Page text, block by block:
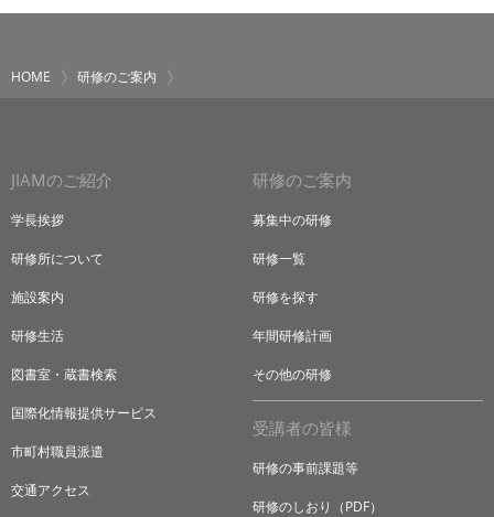
HOME 研修のご案内
JIAMのご紹介
学長挨拶
研修所について
施設案内
研修生活
図書室・蔵書検索
国際化情報提供サービス
市町村職員派遣
交通アクセス
研修のご案内
募集中の研修
研修一覧
研修を探す
年間研修計画
その他の研修
受講者の皆様
研修の事前課題等
研修のしおり（PDF）